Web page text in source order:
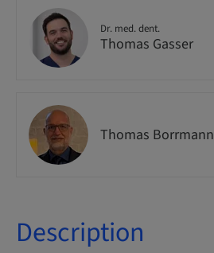
Dr. med. dent.
Thomas Gasser
Thomas Borrmann
Description